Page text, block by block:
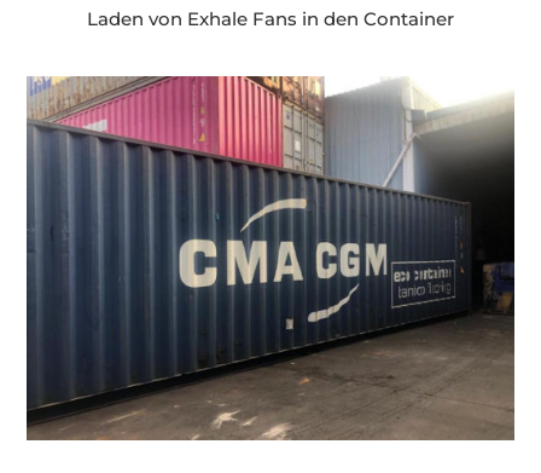
Laden von Exhale Fans in den Container